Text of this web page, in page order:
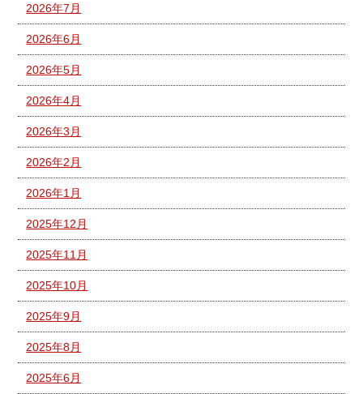
2026年7月
2026年6月
2026年5月
2026年4月
2026年3月
2026年2月
2026年1月
2025年12月
2025年11月
2025年10月
2025年9月
2025年8月
2025年6月